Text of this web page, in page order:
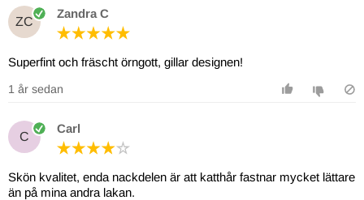
ZC
Zandra C
Superfint och fräscht örngott, gillar designen!
1 år sedan
C
Carl
Skön kvalitet, enda nackdelen är att katthår fastnar mycket lättare
än på mina andra lakan.